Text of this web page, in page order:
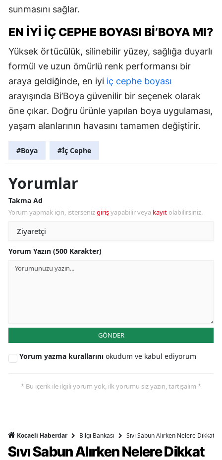
sunmasını sağlar.
EN İYI İÇ CEPHE BOYASI BI’BOYA MI?
Yüksek örtücülük, silinebilir yüzey, sağlığa duyarlı
formül ve uzun ömürlü renk performansı bir
araya geldiğinde, en iyi iç cephe boyası
arayışında Bi’Boya güvenilir bir seçenek olarak
öne çıkar. Doğru ürünle yapılan boya uygulaması,
yaşam alanlarının havasını tamamen değiştirir.
#Boya #İç Cephe
Yorumlar
Takma Ad
Yorum yapmak için, istersenizgirişyapabilir veya kayıt olabilirsiniz.
Yorum Yazın (500 Karakter)
GÖNDER
Yorum yazma kurallarını okudum ve kabul ediyorum
* Bu içerik ile ilgili yorum yok, ilk yorumu siz yazın, tartışalım *
Kocaeli Haberdar Bilgi Bankası Sıvı Sabun Alırken Nelere Dikkat
Sıvı Sabun Alırken Nelere Dikkat